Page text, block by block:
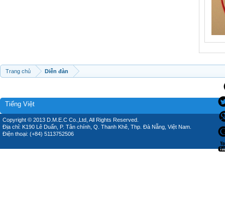
Trang chủ Diễn đàn
Tiếng Việt
Copyright © 2013 D.M.E.C Co.,Ltd, All Rights Reserved.
Địa chỉ: K190 Lê Duẩn, P. Tân chính, Q. Thanh Khê, Thp. Đà Nẵng, Việt Nam.
Điện thoại: (+84) 5113752506